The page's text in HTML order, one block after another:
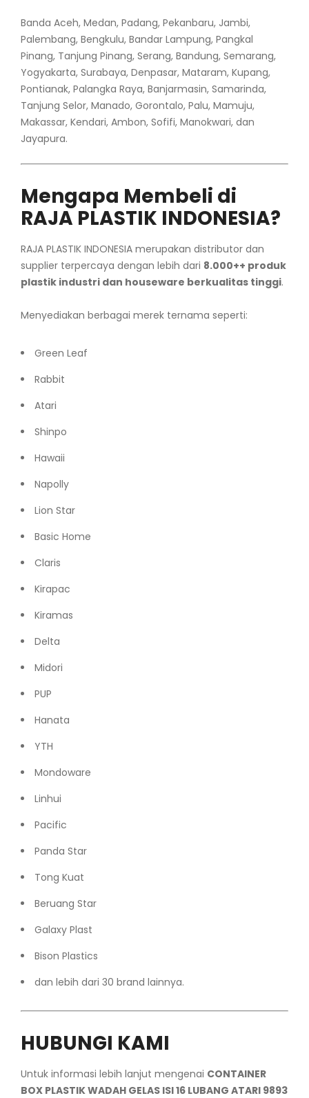
Banda Aceh, Medan, Padang, Pekanbaru, Jambi,
Palembang, Bengkulu, Bandar Lampung, Pangkal
Pinang, Tanjung Pinang, Serang, Bandung, Semarang,
Yogyakarta, Surabaya, Denpasar, Mataram, Kupang,
Pontianak, Palangka Raya, Banjarmasin, Samarinda,
Tanjung Selor, Manado, Gorontalo, Palu, Mamuju,
Makassar, Kendari, Ambon, Sofifi, Manokwari, dan
Jayapura.
Mengapa Membeli di
RAJA PLASTIK INDONESIA?
RAJA PLASTIK INDONESIA merupakan distributor dan
supplier terpercaya dengan lebih dari 8.000++ produk
plastik industri dan houseware berkualitas tinggi.
Menyediakan berbagai merek ternama seperti:
Green Leaf
Rabbit
Atari
Shinpo
Hawaii
Napolly
Lion Star
Basic Home
Claris
Kirapac
Kiramas
Delta
Midori
PUP
Hanata
YTH
Mondoware
Linhui
Pacific
Panda Star
Tong Kuat
Beruang Star
Galaxy Plast
Bison Plastics
dan lebih dari 30 brand lainnya.
HUBUNGI KAMI
Untuk informasi lebih lanjut mengenai CONTAINER
BOX PLASTIK WADAH GELAS ISI 16 LUBANG ATARI 9893